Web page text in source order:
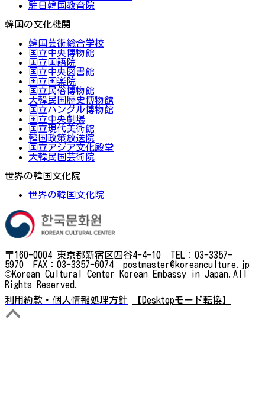
駐日韓国教育院
韓国の文化機関
韓国芸術総合学校
国立中央博物館
国立国語院
国立中央図書館
国立国楽院
国立民俗博物館
大韓民国歴史博物館
国立ハングル博物館
国立中央劇場
国立現代美術館
韓国政策放送院
国立アジア文化殿堂
大韓民国芸術院
世界の韓国文化院
世界の韓国文化院
〒160-0004 東京都新宿区四谷4-4-10 TEL：03-3357-
5970 FAX：03-3357-6074 postmaster@koreanculture.jp
©Korean Cultural Center Korean Embassy in Japan.All
Rights Reserved.
利用約款・個人情報処理方針
【Desktopモード転換】